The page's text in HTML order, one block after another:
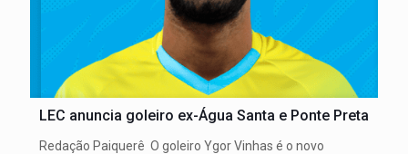
LEC anuncia goleiro ex-Água Santa e Ponte Preta
Redação Paiquerê O goleiro Ygor Vinhas é o novo